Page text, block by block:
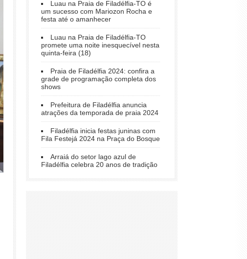
Luau na Praia de Filadélfia-TO é
um sucesso com Mariozon Rocha e
festa até o amanhecer
Luau na Praia de Filadélfia-TO
promete uma noite inesquecível nesta
quinta-feira (18)
Praia de Filadélfia 2024: confira a
grade de programação completa dos
shows
Prefeitura de Filadélfia anuncia
atrações da temporada de praia 2024
Filadélfia inicia festas juninas com
Fila Festejá 2024 na Praça do Bosque
Arraiá do setor lago azul de
Filadélfia celebra 20 anos de tradição